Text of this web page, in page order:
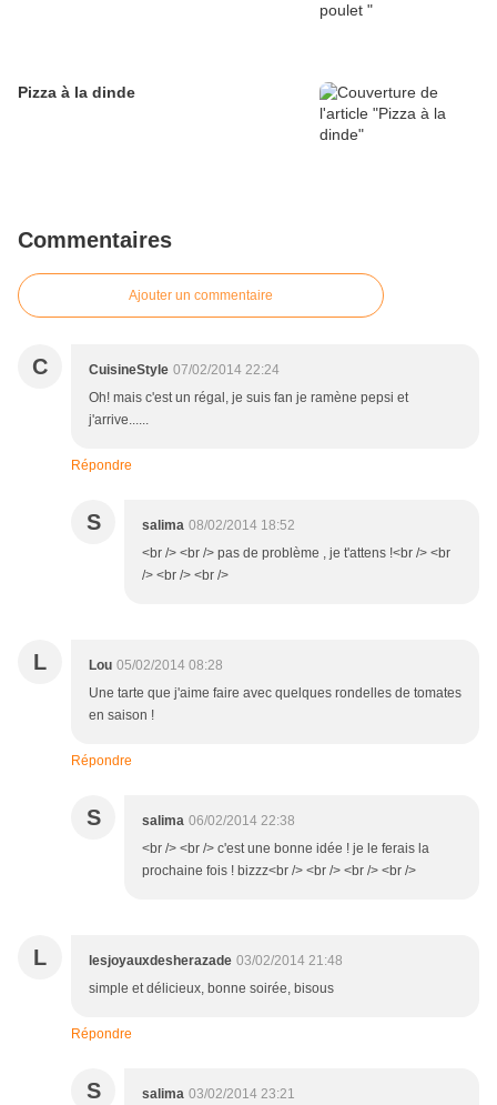
Pizza à la dinde
Commentaires
Ajouter un commentaire
C CuisineStyle 07/02/2014 22:24
Oh! mais c'est un régal, je suis fan je ramène pepsi et
j'arrive......
Répondre
S salima 08/02/2014 18:52
<br /> <br /> pas de problème , je t'attens !<br /> <br
/> <br /> <br />
L Lou 05/02/2014 08:28
Une tarte que j'aime faire avec quelques rondelles de tomates
en saison !
Répondre
S salima 06/02/2014 22:38
<br /> <br /> c'est une bonne idée ! je le ferais la
prochaine fois ! bizzz<br /> <br /> <br /> <br />
L lesjoyauxdesherazade 03/02/2014 21:48
simple et délicieux, bonne soirée, bisous
Répondre
S salima 03/02/2014 23:21